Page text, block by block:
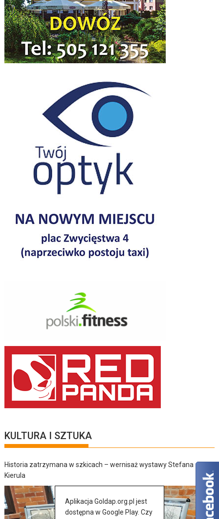
KULTURA I SZTUKA
Historia zatrzymana w szkicach – wernisaż wystawy Stefana
Kierula
Aplikacja Goldap.org.pl jest
dostępna w Google Play. Czy